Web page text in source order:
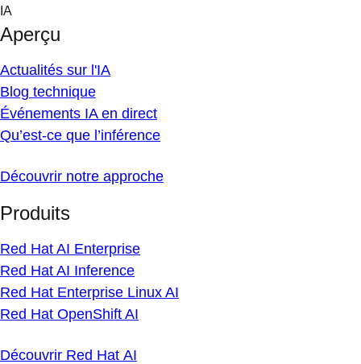
Skip
content
IA
Aperçu
Actualités sur l'IA
Blog technique
Événements IA en direct
Qu’est-ce que l’inférence
Découvrir notre approche
Produits
Red Hat AI Enterprise
Red Hat AI Inference
Red Hat Enterprise Linux AI
Red Hat OpenShift AI
Découvrir Red Hat AI